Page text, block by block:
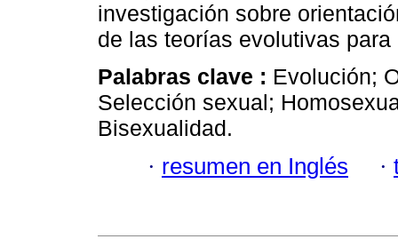
investigación sobre
de las teorías evolutivas
Palabras clave : Evolución;
Selección sexual;
Bisexualidad.
· resumen en Inglés ·